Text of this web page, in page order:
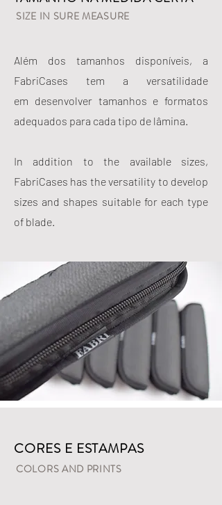
SIZE IN SURE MEASURE
Além dos tamanhos disponíveis, a
FabriCases tem a versatilidade
em desenvolver tamanhos e formatos
adequados para cada tipo de lâmina.
In addition to the available sizes,
FabriCases has the versatility to develop
sizes and shapes suitable for each type
of blade.
CORES E ESTAMPAS
COLORS AND PRINTS